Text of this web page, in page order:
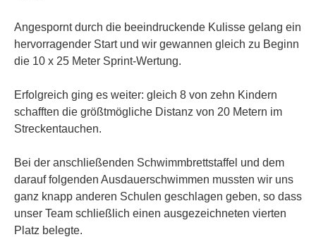
Angespornt durch die beeindruckende Kulisse gelang ein
hervorragender Start und wir gewannen gleich zu Beginn
die 10 x 25 Meter Sprint-Wertung.
Erfolgreich ging es weiter: gleich 8 von zehn Kindern
schafften die größtmögliche Distanz von 20 Metern im
Streckentauchen.
Bei der anschließenden Schwimmbrettstaffel und dem
darauf folgenden Ausdauerschwimmen mussten wir uns
ganz knapp anderen Schulen geschlagen geben, so dass
unser Team schließlich einen ausgezeichneten vierten
Platz belegte.